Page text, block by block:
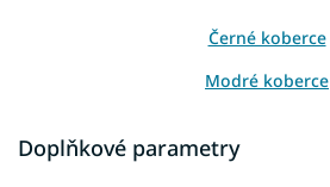
Černé koberce
Modré koberce
Koberce 80x150
Doplňkové parametry